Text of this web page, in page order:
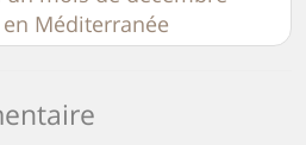
Méditerranée